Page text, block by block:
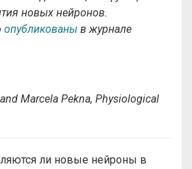
новых нейронов.
опубликованы в журнале
Marcela Pekna, Physiological
ли новые нейроны в